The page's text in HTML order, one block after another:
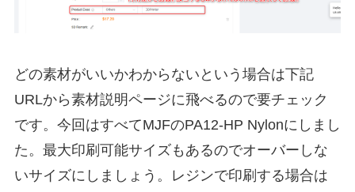
どの素材がいいかわからないという場合は下記
URLから素材説明ページに飛べるので要チェック
です。今回はすべてMJFのPA12-HP Nylonにしまし
た。最大印刷可能サイズもあるのでオーバーしな
いサイズにしましょう。レジンで印刷する場合は